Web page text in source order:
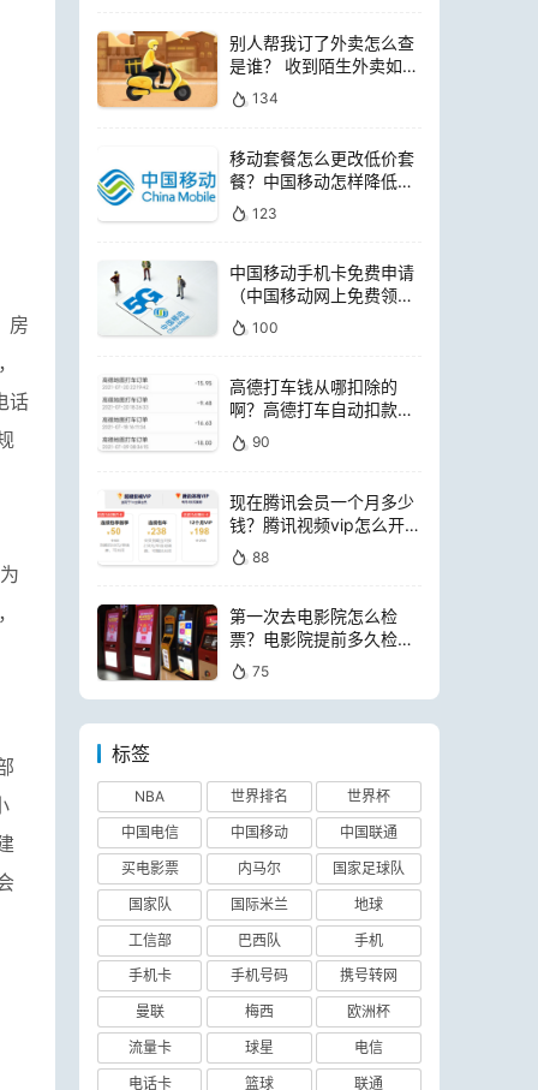
房
话
别人帮我订了外卖怎么查
是谁？ 收到陌生外卖如何
查询是谁点的
134
移动套餐怎么更改低价套
餐？中国移动怎样降低套
餐费用
123
中国移动手机卡免费申请
（中国移动网上免费领电
话卡）
100
高德打车钱从哪扣除的
啊？高德打车自动扣款是
扣哪里的钱
90
现在腾讯会员一个月多少
钱？腾讯视频vip怎么开通
便宜88
第一次去电影院怎么检
票？电影院提前多久检票
进场75
标签
NBA 世界排名
世界杯
中国电信
中国移动
中国联通
买电影票
内马尔
国家足球队
国家队
国际米兰
地球
工信部
巴西队
手机
手机卡
手机号码
携号转网
曼联
梅西
欧洲杯
流量卡
球星
电信
电话卡
篮球
联通